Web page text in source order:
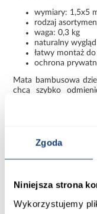
Zgoda
Niniejsza strona
Wykorzystujemy
wymiary: 1,5x5
rodzaj
waga: 0,3 kg
naturalny
łatwy montaż
ochrona
Mata bambusowa
chcą szybko
Rodzaj asortymentu: